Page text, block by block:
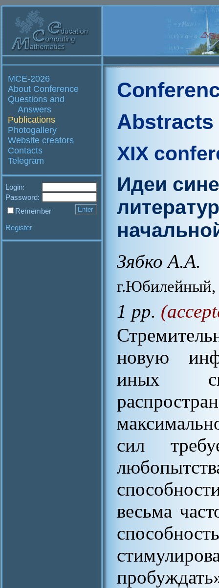
MCE-2026
About Conference
Questions and
Answers
Publications
Photogallery
Website creators
Contacts
Telegram
Login:
Password:
Remember
Register
Abstracts
XIX
Идеи
Зябко А.А.
г.Юбилейный,
1 pp.
новую
иных
сил
весьма